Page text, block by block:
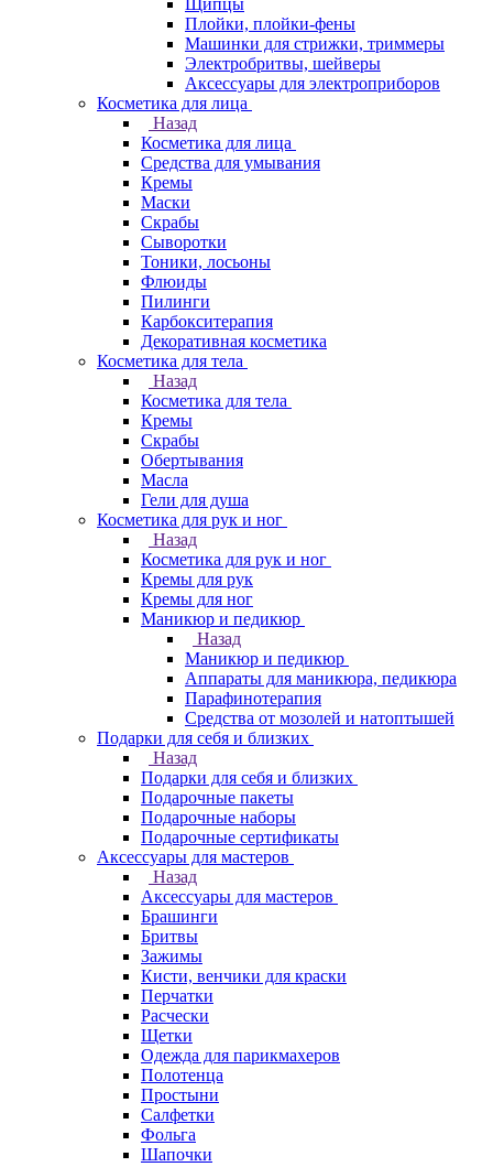
Щипцы
Плойки, плойки-фены
Машинки для стрижки, триммеры
Электробритвы, шейверы
Аксессуары для электроприборов
Косметика для лица
Назад
Косметика для лица
Средства для умывания
Кремы
Маски
Скрабы
Сыворотки
Тоники, лосьоны
Флюиды
Пилинги
Карбокситерапия
Декоративная косметика
Косметика для тела
Назад
Косметика для тела
Кремы
Скрабы
Обертывания
Масла
Гели для душа
Косметика для рук и ног
Назад
Косметика для рук и ног
Кремы для рук
Кремы для ног
Маникюр и педикюр
Назад
Маникюр и педикюр
Аппараты для маникюра, педикюра
Парафинотерапия
Средства от мозолей и натоптышей
Подарки для себя и близких
Назад
Подарки для себя и близких
Подарочные пакеты
Подарочные наборы
Подарочные сертификаты
Аксессуары для мастеров
Назад
Аксессуары для мастеров
Брашинги
Бритвы
Зажимы
Кисти, венчики для краски
Перчатки
Расчески
Щетки
Одежда для парикмахеров
Полотенца
Простыни
Салфетки
Фольга
Шапочки